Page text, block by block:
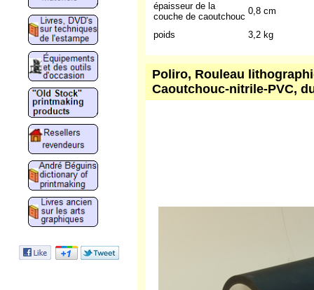
épaisseur de la
couche de caoutchouc
0,8 cm
poids 3,2 kg
Poliro, Rouleau
Caoutchouc-nitrile-PVC,